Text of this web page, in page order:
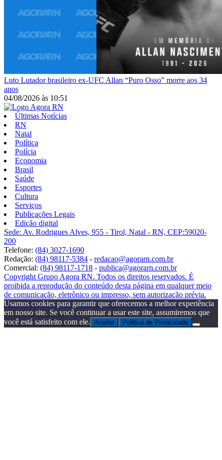
Luto Lutador brasileiro ex-UFC Allan “Puro Osso” morre aos 34
anos
04/08/2026 às 10:51
Últimas Notícias
RN
Natal
Política
Polícia
Economia
Brasil
Saúde
Esportes
Cultura
Serviços
Publicações Legais
Edição digital
Sede: Av. Rodrigues Alves, 955 - Tirol, Natal - RN, CEP:59020-
200
Telefone: (84) 3027-1690
Redação: (84) 98117-5384 - redacao@agorarn.com.br
Comercial: (84) 98117-1718 - publica@agorarn.com.br
Copyright Grupo Agora RN. Todos os direitos reservados. É
proibida a reprodução do conteúdo desta página em qualquer meio
de comunicação, eletrônico ou impresso, sem autorização prévia.
Usamos cookies para garantir que oferecemos a melhor experiência
em nosso site. Se você continuar a usar este site, assumiremos que
você está satisfeito com ele. Aceitar Politica de Privacidade